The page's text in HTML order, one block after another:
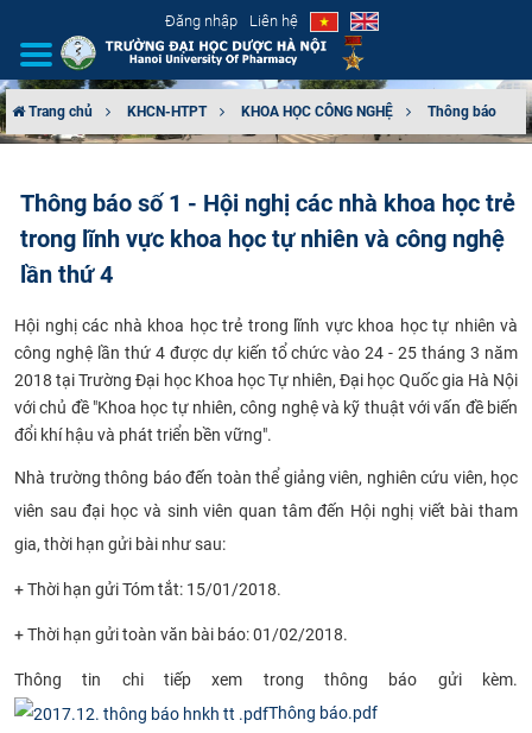
Đăng nhập Liên hệ
CƠ CẤU TỔ CHỨC
TUYỂN SINH
ĐÀO TẠO
ĐẢM BẢO CHẤT LƯỢNG
KHOA HỌC CÔNG NGHỆ
HTQT
Trang chủ KHCN-HTPT KHOA HỌC CÔNG NGHỆ Thông báo
Thông báo số 1 - Hội nghị các nhà khoa học trẻ
trong lĩnh vực khoa học tự nhiên và công nghệ
lần thứ 4
​Hội nghị các nhà khoa học trẻ trong lĩnh vực khoa học tự nhiên và
công nghệ lần thứ 4 được dự kiến tổ chức vào 24 - 25 tháng 3 năm
2018 tại Trường Đại học Khoa học Tự nhiên, Đại học Quốc gia Hà Nội
với chủ đề "Khoa học tự nhiên, công nghệ và kỹ thuật với vấn đề biến
đổi khí hậu và phát triển bền vững".
​Nhà trường thông báo đến toàn thể giảng viên, nghiên cứu viên, học
viên sau đại học và sinh viên quan tâm đến Hội nghị viết bài tham
gia, thời hạn gửi bài như sau:
+ Thời hạn gửi Tóm tắt: 15/01/2018.
+ Thời hạn gửi toàn văn bài báo: 01/02/2018.
Thông tin chi tiếp xem trong thông báo gửi kèm.
Thông báo.pdf